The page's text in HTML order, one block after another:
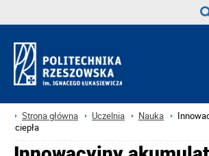
Strona główna Uczelnia Nauka
ciepła